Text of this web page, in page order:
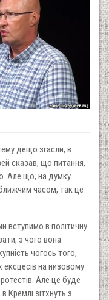
дещо згасли, в
сказав, що питання,
Але що, на думку
часом, так це
вступимо в політичну
з чого вона
чогось того,
ексцесів на низовому
Але це буде
Кремлі зітхнуть з